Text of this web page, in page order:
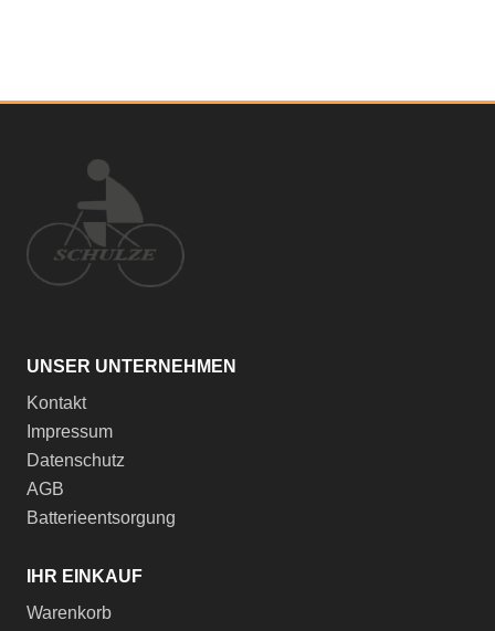
UNSER UNTERNEHMEN
Kontakt
Impressum
Datenschutz
AGB
Batterieentsorgung
IHR EINKAUF
Warenkorb